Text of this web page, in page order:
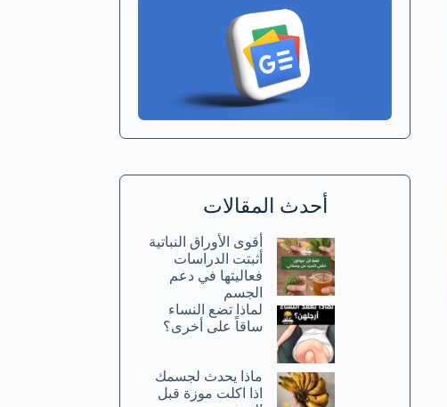
أحدث المقالات
أقوى الأوراق النباتية
أثبتت الدراسات
فعاليتها في دعم
الجسم
لماذا تضع النساء
ساقاً على أخرى؟
ماذا يحدث لجسمك
اذا اكلت موزة قبل